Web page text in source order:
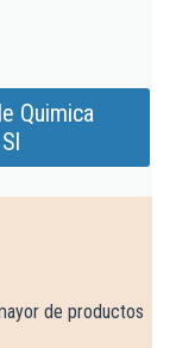
Quimica
de productos